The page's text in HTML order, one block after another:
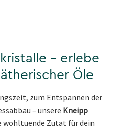
– erlebe
Öle
zum Entspannen der
– unsere Kneipp
wohltuende Zutat für dein